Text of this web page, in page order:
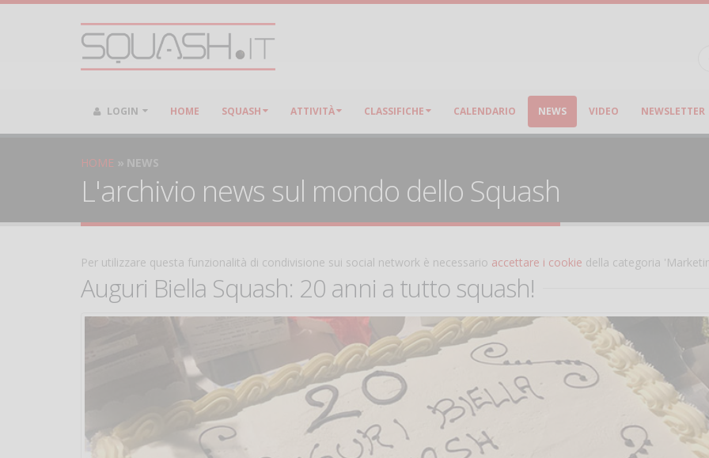
LOGIN HOME SQUASH ATTIVITÀ CLASSIFICHE CALENDARIO NEWS VIDEO NEWSLETTER
HOME NEWS
L'archivio news sul mondo dello Squash
Per utilizzare questa funzionalità di condivisione sui social network è necessario accettare i cookie della categoria
Auguri Biella Squash: 20 anni a tutto squash!